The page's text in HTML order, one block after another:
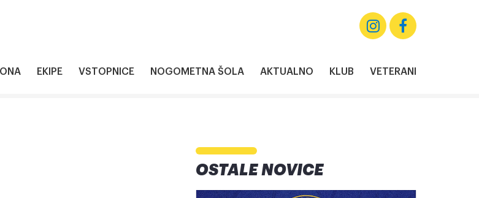
EKIPE VSTOPNICE NOGOMETNA ŠOLA AKTUALNO KLUB VETERANI
OSTALE NOVICE